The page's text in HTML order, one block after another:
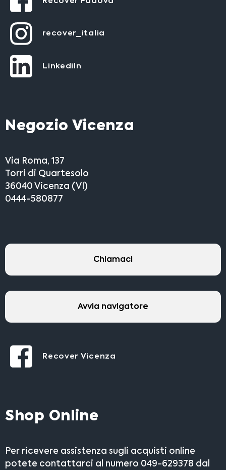
recover_italia
LinkediIn
Negozio Vicenza
Via Roma, 137
Torri di Quartesolo
36040 Vicenza (VI)
0444-580877
Chiamaci
Avvia navigatore
Recover Vicenza
Shop Online
Per ricevere assistenza sugli acquisti online
potete contattarci al numero 049-629378 dal